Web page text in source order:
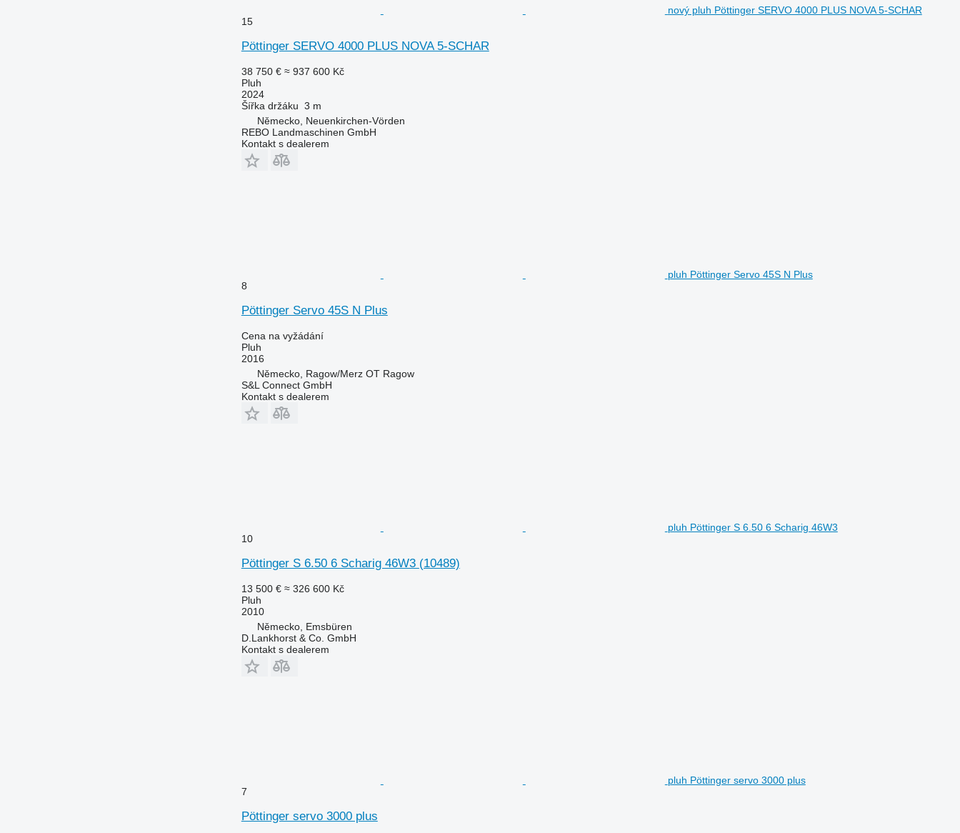
nový pluh Pöttinger SERVO 4000 PLUS NOVA 5-SCHAR
15
Pöttinger SERVO 4000 PLUS NOVA 5-SCHAR
38 750 € ≈ 937 600 Kč
Pluh
2024
Šířka držáku 3 m
Německo, Neuenkirchen-Vörden
REBO Landmaschinen GmbH
Kontakt s dealerem
pluh Pöttinger Servo 45S N Plus
8
Pöttinger Servo 45S N Plus
Cena na vyžádání
Pluh
2016
Německo, Ragow/Merz OT Ragow
S&L Connect GmbH
Kontakt s dealerem
pluh Pöttinger S 6.50 6 Scharig 46W3
10
Pöttinger S 6.50 6 Scharig 46W3 (10489)
13 500 € ≈ 326 600 Kč
Pluh
2010
Německo, Emsbüren
D.Lankhorst & Co. GmbH
Kontakt s dealerem
pluh Pöttinger servo 3000 plus
7
Pöttinger servo 3000 plus